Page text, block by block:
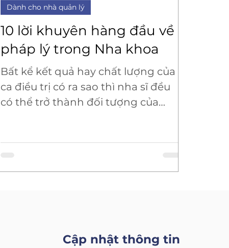
10 lời khuyên hàng đầu về
pháp lý trong Nha khoa
Bất kể kết quả hay chất lượng của
ca điều trị có ra sao thì nha sĩ đều
có thể trở thành đối tượng của
Dành cho nhà quản lý
Cập nhật thông tin